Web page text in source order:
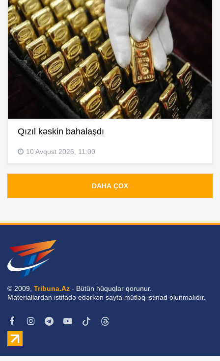
Qızıl kəskin bahalaşdı
10 Avqust 2026, 11:00
DAHA ÇOX
© 2009, Tribuna.Az - Bütün hüquqlar qorunur.
Materiallardan istifadə edərkən sayta mütləq istinad olunmalıdır.